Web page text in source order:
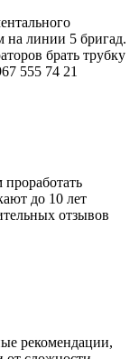
линии 5 бригад.
брать трубку
555 74 21
до 10 лет
отзывов
рекомендации,